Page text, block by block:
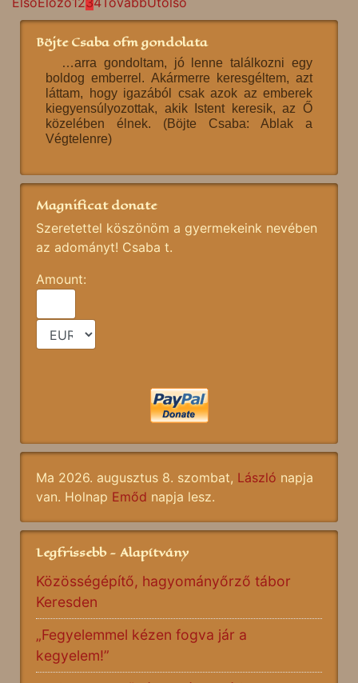
Böjte Csaba ofm gondolata
…arra gondoltam, jó lenne találkozni egy
boldog emberrel. Akármerre keresgéltem, azt
láttam, hogy igazából csak azok az emberek
kiegyensúlyozottak, akik Istent keresik, az Ő
közelében élnek. (Böjte Csaba: Ablak a
Végtelenre)
Magnificat donate
Szeretettel köszönöm a gyermekeink nevében
az adományt! Csaba t.
Amount:
Ma 2026. augusztus 8. szombat, László napja
van. Holnap Emőd napja lesz.
Legfrissebb - Alapítvány
Közösségépítő, hagyományőrző tábor
Keresden
„Fegyelemmel kézen fogva jár a
kegyelem!”